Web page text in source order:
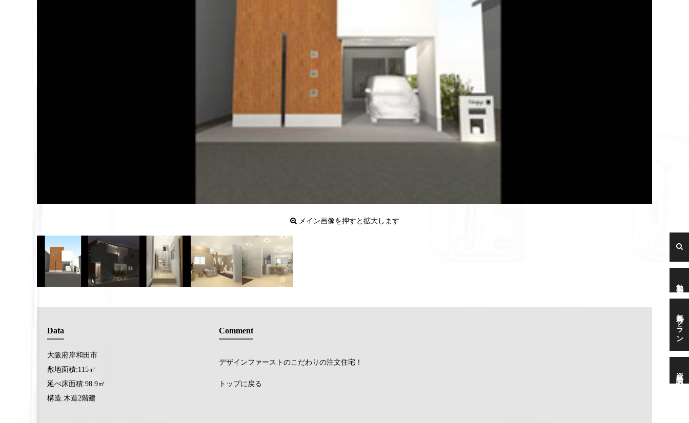
無料プラン
メイン画像を押すと拡大します
Data
大阪府岸和田市
敷地面積:115㎡
延べ床面積:98.9㎡
構造:木造2階建
Comment
デザインファーストのこだわりの注文住宅！
トップに戻る